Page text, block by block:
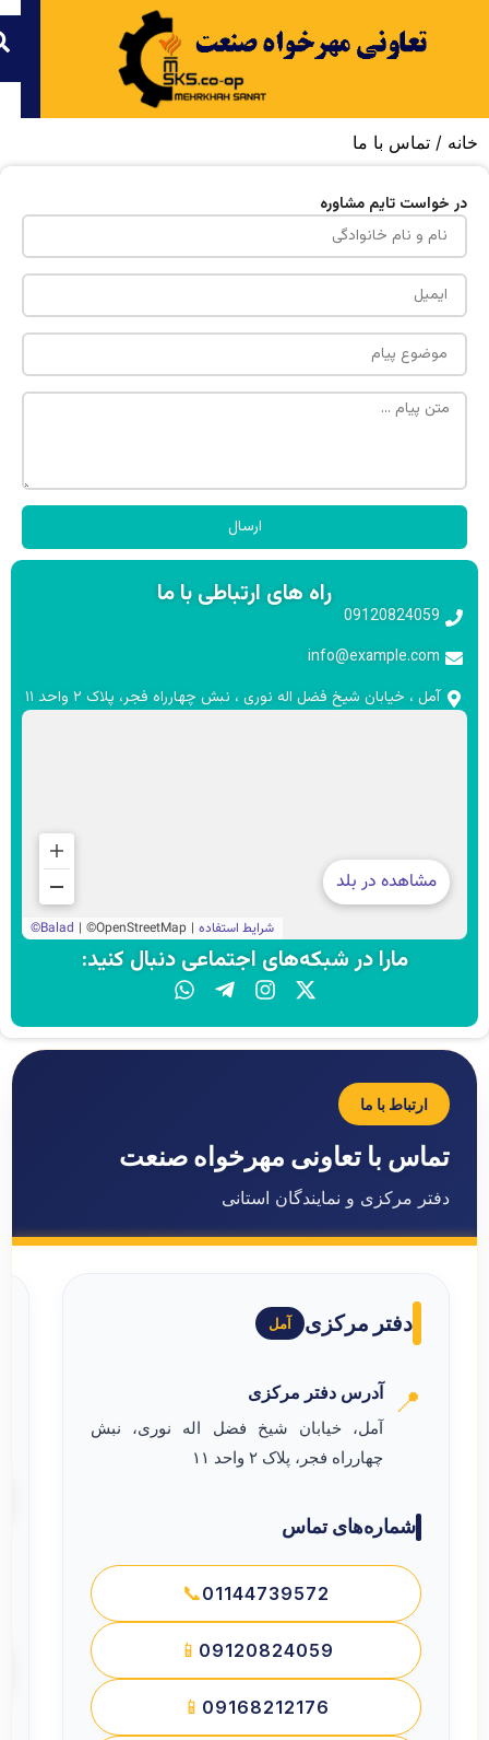
خانه / تماس با ما
در خواست تایم مشاوره
ارسال
راه های ارتباطی با ما
09120824059
info@example.com
آمل ، خیابان شیخ فضل اله نوری ، نبش چهارراه فجر، پلاک ۲ واحد ۱۱
مارا در شبکه‌های اجتماعی دنبال کنید:
ارتباط با ما
تماس با تعاونی مهرخواه صنعت
دفتر مرکزی و نمایندگان استانی
دفتر مرکزی آمل
📍 آدرس دفتر مرکزی
آمل، خیابان شیخ فضل اله نوری، نبش
چهارراه فجر، پلاک ۲ واحد ۱۱
شماره‌های تماس
📞01144739572
📱 09120824059
📱 09168212176